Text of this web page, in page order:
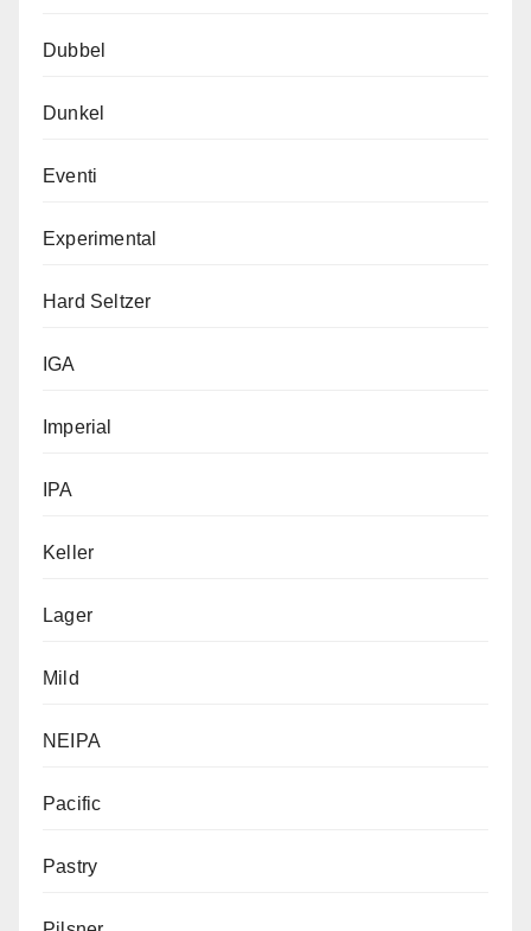
Dubbel
Dunkel
Eventi
Experimental
Hard Seltzer
IGA
Imperial
IPA
Keller
Lager
Mild
NEIPA
Pacific
Pastry